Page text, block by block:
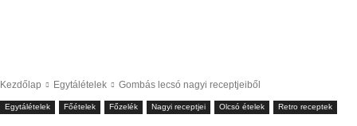
Kezdőlap Egytálételek Gombás lecsó nagyi receptjeiből
Egytálételek Főételek Főzelék Nagyi receptjei Olcsó ételek Retro receptek